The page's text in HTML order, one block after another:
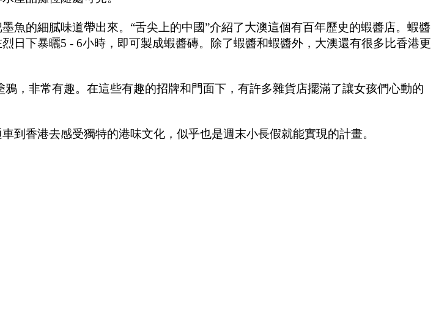
魚的細膩味道帶出來。“舌尖上的中國”介紹了大澳這個有百年歷史的蝦醬店。蝦醬
日下暴曬5 - 6小時，即可製成蝦醬磚。除了蝦醬和蝦醬外，大澳還有很多比香港更
，非常有趣。在這些有趣的招牌和門面下，有許多雜貨店擺滿了讓女孩們心動的
香港去感受獨特的港味文化，似乎也是週末小長假就能實現的計畫。